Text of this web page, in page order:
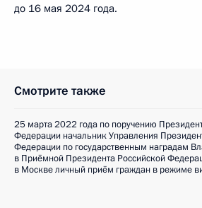
до 16 мая 2024 года.
Смотрите также
25 марта 2022 года по поручению
Федерации начальник Управления
Федерации по государственным наградам
в Приёмной Президента Российской
в Москве личный приём граждан в режиме